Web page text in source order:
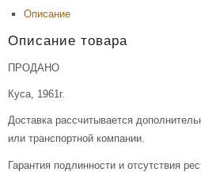
Описание
Описание товара
ПРОДАНО
Куса, 1961г.
Доставка рассчитывается
или транспортной компании.
Гарантия подлинности и отсутствия